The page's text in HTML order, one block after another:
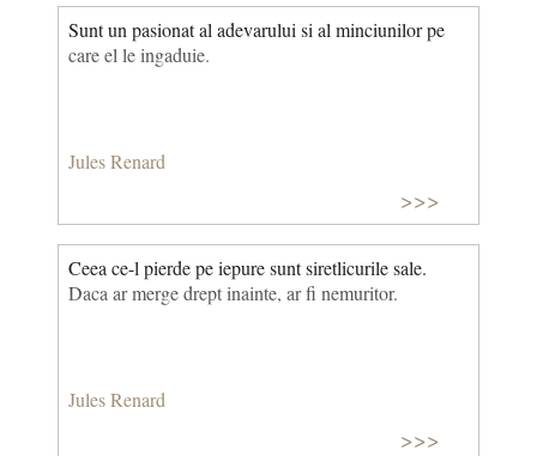
Sunt un pasionat al adevarului si al minciunilor pe
care el le ingaduie.
Jules Renard
>>>
Ceea ce-l pierde pe iepure sunt siretlicurile sale.
Daca ar merge drept inainte, ar fi nemuritor.
Jules Renard
>>>